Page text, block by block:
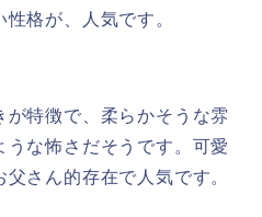
格が、人気です。
が特徴で、柔らかそうな雰
うな怖さだそうです。可愛
さん的存在で人気です。